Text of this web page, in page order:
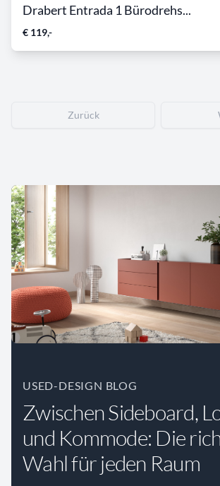
Drabert Entrada 1 Bürodrehs...
€ 119,-
Zurück
USED-DESIGN BLOG
Zwischen Sideboard,
und Kommode: Die
Wahl für jeden Raum